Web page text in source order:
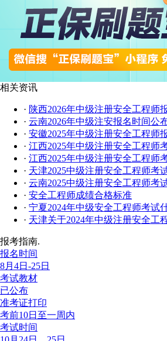
相关资讯
· 陕西2026年中级注册安全工程师
· 云南2026年中级注安报名时间公
· 安徽2025年中级注册安全工程师
· 江西2025年中级注册安全工程师​
· 江西2025年中级注册安全工程师
· 天津2025中级注册安全工程师考
· 云南2025中级注册安全工程师考
· 安全工程师成绩合格标准
· 宁夏2024年中级安全工程师考试
· 天津关于2024年中级注册安全工
报考指南.
报名时间
8月4日-25日
考试教材
已公布
准考证打印
考前10日至一周内
考试时间